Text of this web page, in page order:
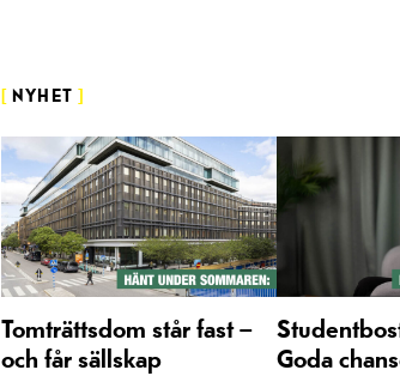
NYHET
Tomträttsdom står fast –
och får sällskap
Goda